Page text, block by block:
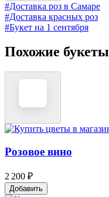
#Доставка роз в Самаре
#Доставка красных роз
#Букет на 1 сентября
Похожие букеты
Розовое вино
2 200 ₽
Добавить